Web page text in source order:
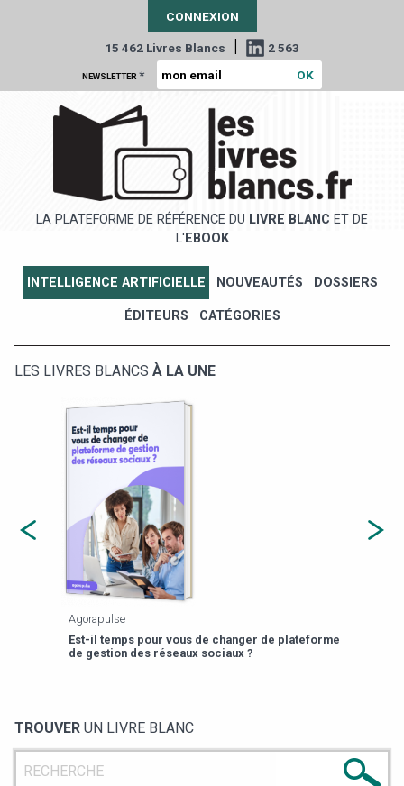
CONNEXION
15 462 Livres Blancs | 2 563
NEWSLETTER *
LA PLATEFORME DE RÉFÉRENCE DU LIVRE BLANC ET DE
L' EBOOK
INTELLIGENCE ARTIFICIELLE NOUVEAUTÉS DOSSIERS
ÉDITEURS CATÉGORIES
LES LIVRES BLANCS À LA UNE
Agorapulse
Est-il temps pour vous de changer de plateforme
de gestion des réseaux sociaux ?
TROUVER UN LIVRE BLANC